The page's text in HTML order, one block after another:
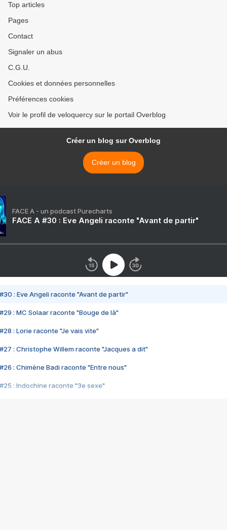
Top articles
Pages
Contact
Signaler un abus
C.G.U.
Cookies et données personnelles
Préférences cookies
Voir le profil de veloquercy sur le portail Overblog
Créer un blog sur Overblog
Créer un blog
FACE A - un podcast Purecharts
FACE A #30 : Eve Angeli raconte "Avant de partir"
#30 : Eve Angeli raconte "Avant de partir"
#29 : MC Solaar raconte "Bouge de là"
#28 : Lorie raconte "Je vais vite"
#27 : Christophe Willem raconte "Jacques a dit"
#26 : Chimène Badi raconte "Entre nous"
#25 : Indochine raconte "3e sexe"